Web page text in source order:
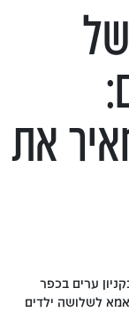
את
ערים בכפר
ל- 18 שנים. היא אמא לשלושה ילדים